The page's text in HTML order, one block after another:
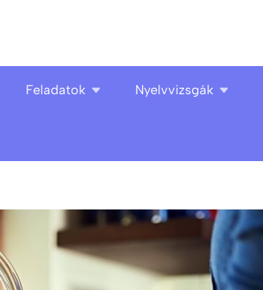
Feladatok Nyelvvizsgák